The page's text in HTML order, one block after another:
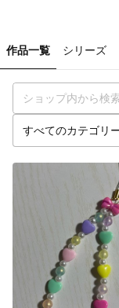
作品一覧 シリーズ